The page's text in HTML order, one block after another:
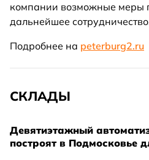
компании возможные меры
дальнейшее
Подробнее на peterburg2.ru
СКЛАДЫ
Девятиэтажный
построят в Подмосковье